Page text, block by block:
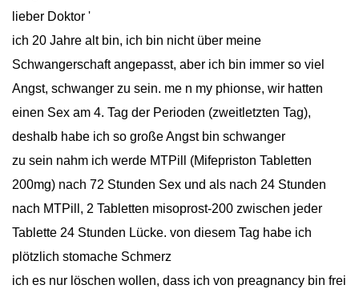
lieber Doktor '
ich 20 Jahre alt bin, ich bin nicht über meine
Schwangerschaft angepasst, aber ich bin immer so viel
Angst, schwanger zu sein. me n my phionse, wir hatten
einen Sex am 4. Tag der Perioden (zweitletzten Tag),
deshalb habe ich so große Angst bin schwanger
zu sein nahm ich werde MTPill (Mifepriston Tabletten
200mg) nach 72 Stunden Sex und als nach 24 Stunden
nach MTPill, 2 Tabletten misoprost-200 zwischen jeder
Tablette 24 Stunden Lücke. von diesem Tag habe ich
plötzlich stomache Schmerz
ich es nur löschen wollen, dass ich von preagnancy bin frei